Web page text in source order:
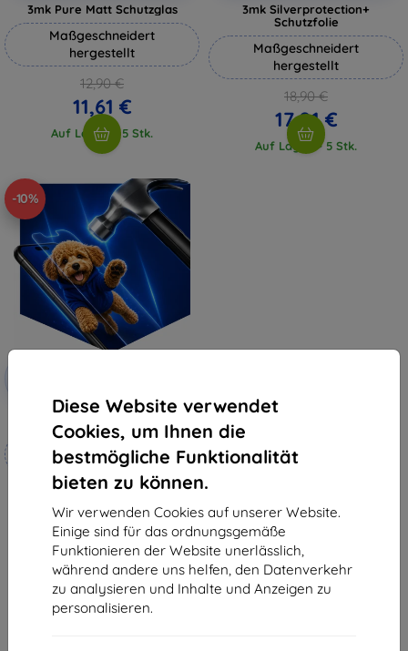
Diese Website verwendet
Cookies, um Ihnen die
bestmögliche Funktionalität
bieten zu können.
Wir verwenden Cookies auf unserer Website.
Einige sind für das ordnungsgemäße
Funktionieren der Website unerlässlich,
während andere uns helfen, den Datenverkehr
zu analysieren und Inhalte und Anzeigen zu
personalisieren.
3mk Pure Matt Schutzglas
Maßgeschneidert
hergestellt
12,90 €
11,61 €
Auf Lager > 5 Stk.
3mk Silverprotection+
Schutzfolie
Maßgeschneidert
hergestellt
18,90 €
17,01 €
Auf Lager > 5 Stk.
-10%
3mk Hammer Schutzfolie
Maßgeschneidert
hergestellt
19,90 €
17,91 €
Auf Lager 4 Stk.